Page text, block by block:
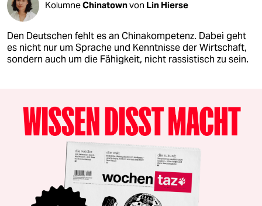
KolumneChinatownvon Lin Hierse
Den Deutschen fehlt es an Chinakompetenz. Dabei geht
es nicht nur um Sprache und Kenntnisse der Wirtschaft,
sondern auch um die Fähigkeit, nicht rassistisch zu sein.